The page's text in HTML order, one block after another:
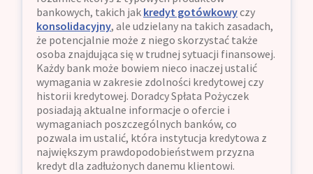
bankowych, takich jak kredyt gotówkowyczy
konsolidacyjny, ale udzielany na takich zasadach,
że potencjalnie może z niego skorzystać także
osoba znajdująca się w trudnej sytuacji finansowej.
Każdy bank może bowiem nieco inaczej ustalić
wymagania w zakresie zdolności kredytowej czy
historii kredytowej. Doradcy Spłata Pożyczek
posiadają aktualne informacje o ofercie i
wymaganiach poszczególnych banków, co
pozwala im ustalić, która instytucja kredytowa z
największym prawdopodobieństwem przyzna
kredyt dla zadłużonych danemu klientowi.